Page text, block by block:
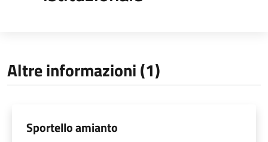
Altre informazioni (1)
Sportello amianto